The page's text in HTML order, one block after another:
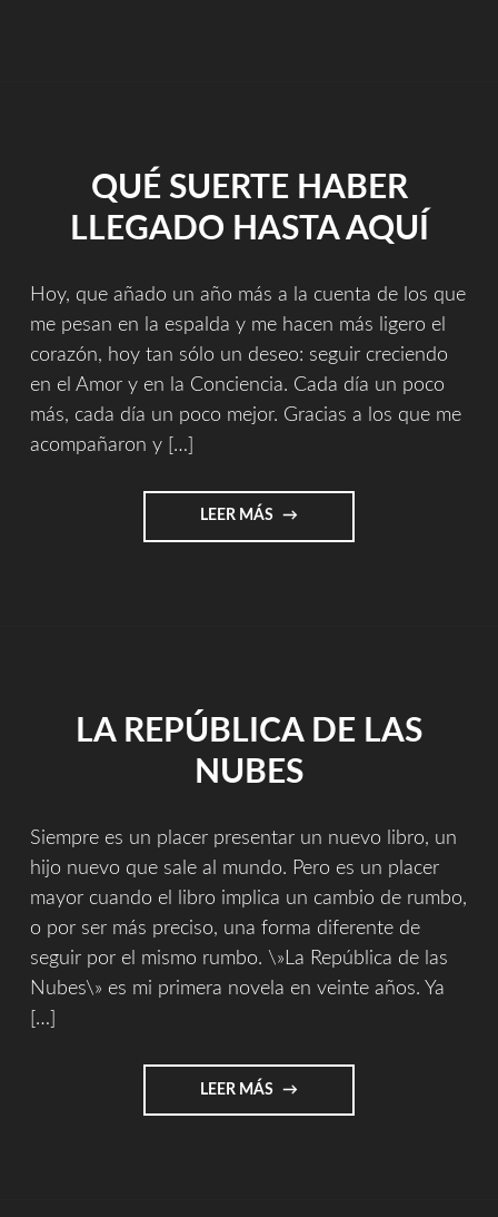
QUÉ SUERTE HABER
LLEGADO HASTA AQUÍ
Hoy, que añado un año más a la cuenta de los que
me pesan en la espalda y me hacen más ligero el
corazón, hoy tan sólo un deseo: seguir creciendo
en el Amor y en la Conciencia. Cada día un poco
más, cada día un poco mejor. Gracias a los que me
acompañaron y […]
LEER MÁS "QUÉ
SUERTE
LA REPÚBLICA DE LAS
NUBES
Siempre es un placer presentar un nuevo libro, un
hijo nuevo que sale al mundo. Pero es un placer
mayor cuando el libro implica un cambio de rumbo,
o por ser más preciso, una forma diferente de
seguir por el mismo rumbo. \»La República de las
Nubes\» es mi primera novela en veinte años. Ya
[…]
LEER MÁS "LA
REPÚBLICA